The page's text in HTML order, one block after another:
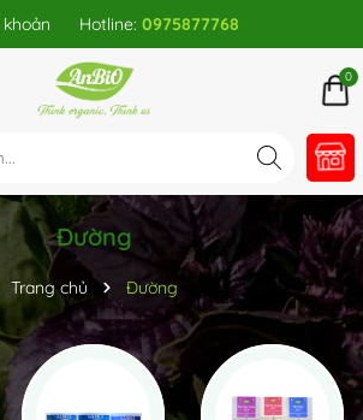
khoản Hotline: 0975877768
0
Đường
Trang chủ Đường